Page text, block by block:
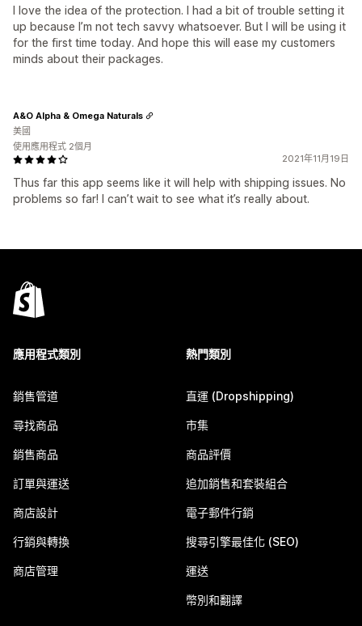
I love the idea of the protection. I had a bit of trouble setting it
up because I’m not tech savvy whatsoever. But I will be using it
for the first time today. And hope this will ease my customers
minds about their packages.
2021年11月19日
Thus far this app seems like it will help with shipping issues. No
problems so far! I can’t wait to see what it’s really about.
A&O Alpha & Omega Naturals
美國
使用應用程式 2個月
應用程式類別
銷售管道
尋找商品
銷售商品
訂單與運送
商店設計
行銷與轉換
商店管理
熱門類別
直運 (Dropshipping)
市集
商品評價
追加銷售和套裝組合
電子郵件行銷
搜尋引擎最佳化 (SEO)
運送
幣別和翻譯